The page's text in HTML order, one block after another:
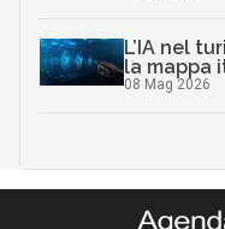
L’IA nel
la mappa
08 Mag 2026